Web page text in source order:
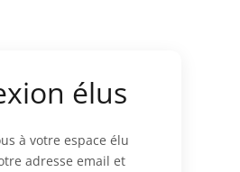
élus
à votre espace élu
adresse email et